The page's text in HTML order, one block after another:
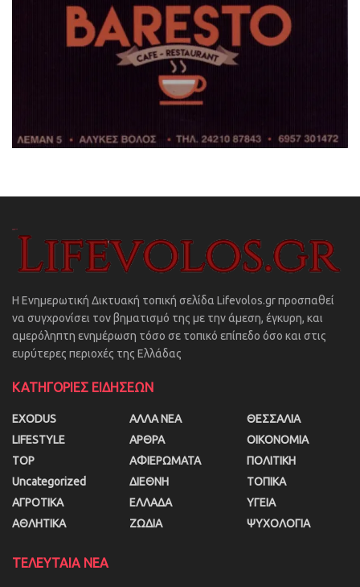
Η Ενημερωτική Δικτυακή τοπική σελίδα Lifevolos.gr προσπαθεί
να συγχρονίσει τον βηματισμό της με την άμεση, έγκυρη, και
αμερόληπτη ενημέρωση τόσο σε τοπικό επίπεδο όσο και στις
ευρύτερες περιοχές της Ελλάδας
ΚΑΤΗΓΟΡΙΕΣ ΕΙΔΗΣΕΩΝ
EXODUS
LIFESTYLE
TOP
Uncategorized
ΑΓΡΟΤΙΚΑ
ΑΘΛΗΤΙΚΑ
ΑΛΛΑ ΝΕΑ
ΑΡΘΡΑ
ΑΦΙΕΡΩΜΑΤΑ
ΔΙΕΘΝΗ
ΕΛΛΑΔΑ
ΖΩΔΙΑ
ΘΕΣΣΑΛΙΑ
ΟΙΚΟΝΟΜΙΑ
ΠΟΛΙΤΙΚΗ
ΤΟΠΙΚΑ
ΥΓΕΙΑ
ΨΥΧΟΛΟΓΙΑ
ΤΕΛΕΥΤΑΙΑ ΝΕΑ